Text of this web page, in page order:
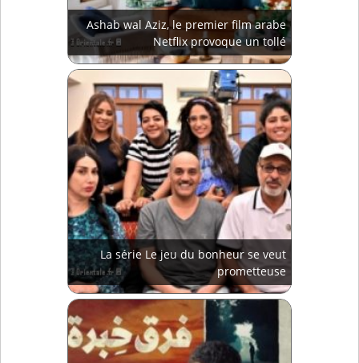
Ashab wal Aziz, le premier film arabe
Netflix provoque un tollé
La série Le jeu du bonheur se veut
prometteuse